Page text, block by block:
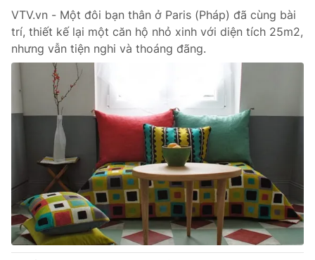
VTV.vn - Một đôi bạn thân ở Paris (Pháp) đã cùng bài
trí, thiết kế lại một căn hộ nhỏ xinh với diện tích 25m2,
nhưng vẫn tiện nghi và thoáng đãng.